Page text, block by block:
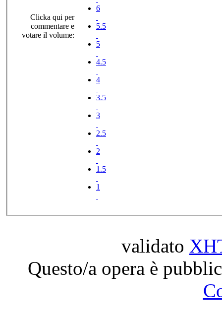
Clicka qui per
commentare e
votare il volume:
6
5.5
5
4.5
4
3.5
3
2.5
2
1.5
1
validato
Questo/a opera è